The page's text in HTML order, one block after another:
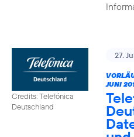
Credits: Telefónica
Deutschland
27.
JUNI